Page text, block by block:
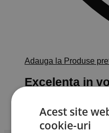
Adauga la Produse
Excelenta in
500,00lei TVA Inclus
Acest site
cookie-uri